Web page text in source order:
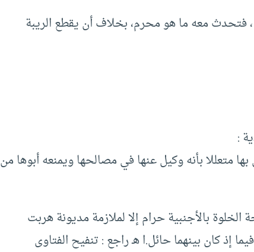
فتحدث معه ما هو محرم، بخلاف أن يقطع الريبة
:
متعللا بأنه وكيل عنها في مصالحها ويمنعه أبوها من
بالأجنبية حرام إلا لملازمة مديونة هربت
إذ كان بينهما حائل.ا هـ راجع : تنفيح الفتاوى